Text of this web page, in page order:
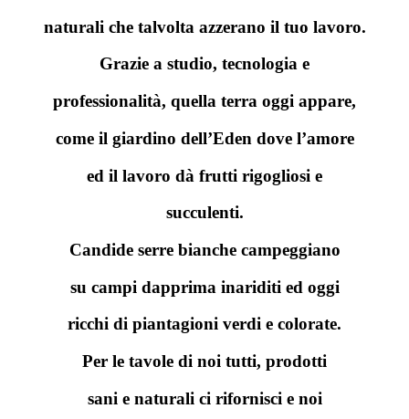
naturali che talvolta azzerano il tuo lavoro.
Grazie a studio, tecnologia e
professionalità, quella terra oggi appare,
come il giardino dell’Eden dove l’amore
ed il lavoro dà frutti rigogliosi e
succulenti.
Candide serre bianche campeggiano
su campi dapprima inariditi ed oggi
ricchi di piantagioni verdi e colorate.
Per le tavole di noi tutti, prodotti
sani e naturali ci rifornisci e noi